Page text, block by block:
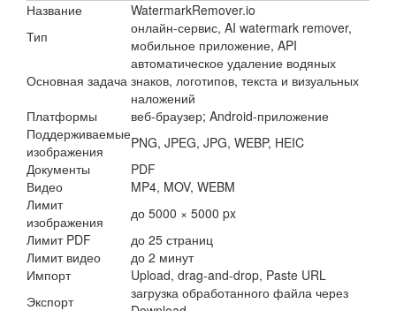
Название
WatermarkRemover.io
Тип
онлайн-сервис, AI watermark remover,
мобильное приложение, API
Основная задача
автоматическое удаление водяных
знаков, логотипов, текста и визуальных
наложений
Платформы
веб-браузер; Android-приложение
Поддерживаемые
изображения
PNG, JPEG, JPG, WEBP, HEIC
Документы
PDF
Видео
MP4, MOV, WEBM
Лимит
изображения
до 5000 × 5000 px
Лимит PDF
до 25 страниц
Лимит видео
до 2 минут
Импорт
Upload, drag-and-drop, Paste URL
Экспорт
загрузка обработанного файла через